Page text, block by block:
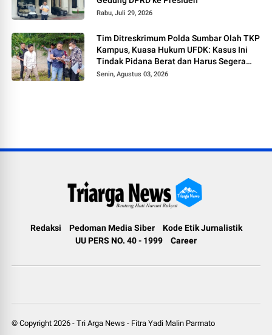
Rabu, Juli 29, 2026
Tim Ditreskrimum Polda Sumbar Olah TKP
Kampus, Kuasa Hukum UFDK: Kasus Ini
Tindak Pidana Berat dan Harus Segera
Tetapkan Tersangka
Senin, Agustus 03, 2026
Redaksi Pedoman Media Siber
Kode Etik Jurnalistik
UU PERS NO. 40 - 1999
Career
© Copyright2026 -Tri Arga News - Fitra Yadi Malin Parmato